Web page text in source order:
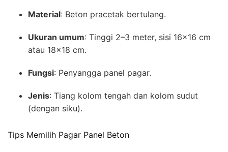
Material: Beton pracetak bertulang.
Ukuran umum: Tinggi 2–3 meter, sisi 16×16 cm
atau 18×18 cm.
Fungsi: Penyangga panel pagar.
Jenis: Tiang kolom tengah dan kolom sudut
(dengan siku).
Tips Memilih Pagar Panel Beton